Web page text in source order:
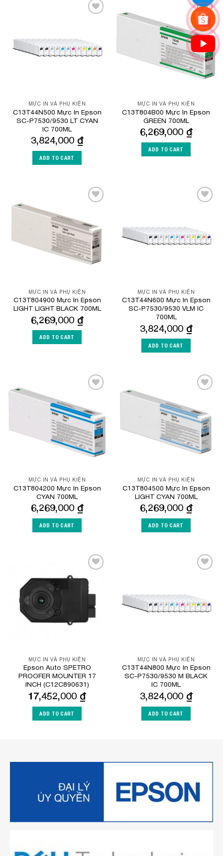
MỰC IN VÀ PHỤ KIỆN
C13T44N500 Mực In Epson
SC-P7530/9530 LT CYAN
IC 700ML
3,824,000 ₫
ADD TO CART
Add to
Wishlist
MỰC IN VÀ PHỤ KIỆN
C13T804B00 Mực In Epson
GREEN 700ML
6,269,000 ₫
ADD TO CART
MỰC IN VÀ PHỤ KIỆN
C13T804900 Mực In Epson
LIGHT LIGHT BLACK 700ML
6,269,000 ₫
ADD TO CART
MỰC IN VÀ PHỤ KIỆN
C13T44N600 Mực In Epson
SC-P7530/9530 VLM IC
700ML
3,824,000 ₫
ADD TO CART
MỰC IN VÀ PHỤ KIỆN
C13T804200 Mực In Epson
CYAN 700ML
6,269,000 ₫
ADD TO CART
MỰC IN VÀ PHỤ KIỆN
C13T804500 Mực In Epson
LIGHT CYAN 700ML
6,269,000 ₫
ADD TO CART
Add to
Wishlist
MỰC IN VÀ PHỤ KIỆN
Epson Auto SPETRO
PROOFER MOUNTER 17
INCH (C12C890631)
17,452,000 ₫
ADD TO CART
MỰC IN VÀ PHỤ KIỆN
C13T44N800 Mực In Epson
SC-P7530/9530 M BLACK
IC 700ML
3,824,000 ₫
ADD TO CART